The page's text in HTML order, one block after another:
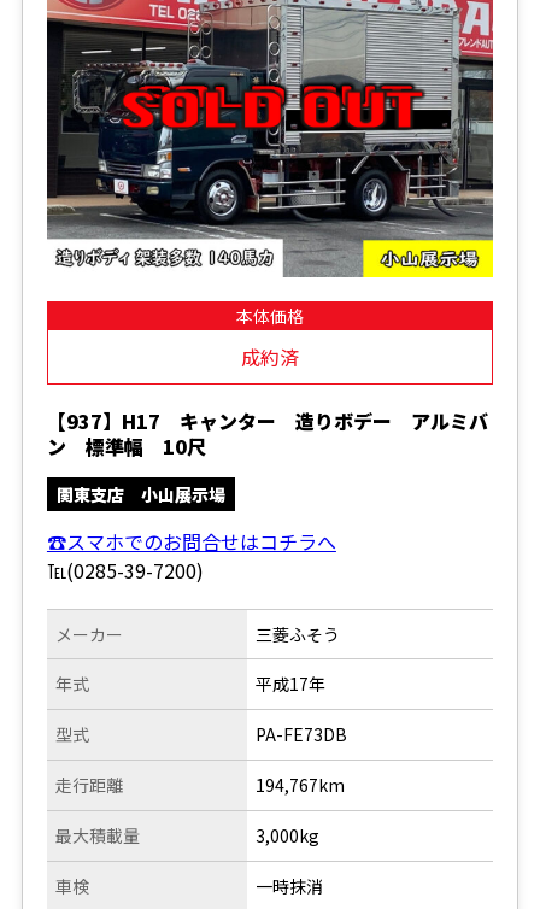
本体価格
成約済
【937】H17 キャンター 造りボデー アルミバ
ン 標準幅 10尺
関東支店 小山展示場
☎スマホでのお問合せはコチラへ
℡(0285-39-7200)
メーカー
年式
型式
走行距離
三菱ふそう
平成17年
PA-FE73DB
194,767km
最大積載量
車検
3,000kg
一時抹消